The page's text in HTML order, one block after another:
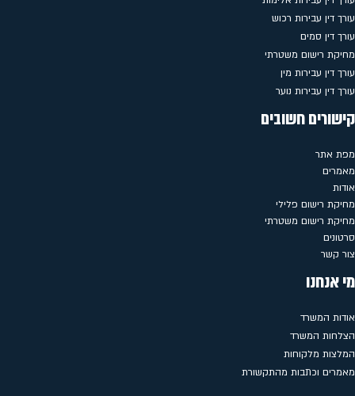
עורך דין עבירות רכוש
עורך דין סמים
מחיקת רישום משטרתי
עורך דין עבירות מין
עורך דין עבירות נוער
קישורים חשובים
מפת אתר
מאמרים
אודות
מחיקת רישום פלילי
מחיקת רישום משטרתי
סרטונים
צור קשר
מי אנחנו
אודות המשרד
הצלחות המשרד
המלצות מלקוחות
מאמרים וכתבות מהתקשורת